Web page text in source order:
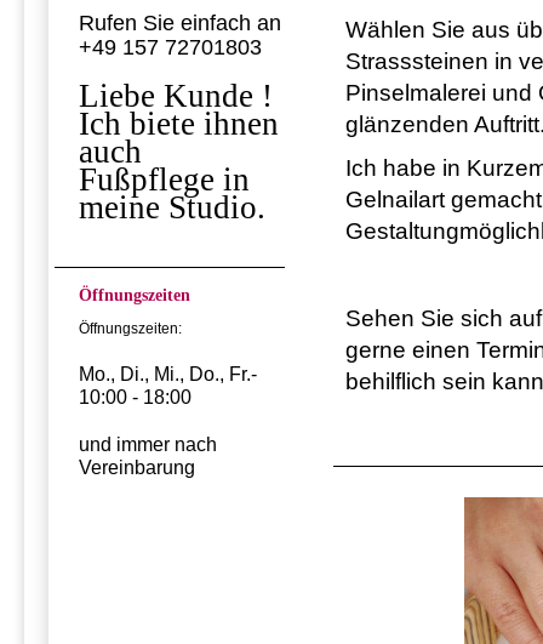
Rufen Sie einfach an
+49 157 72701803
Liebe Kunde !
Ich biete ihnen
auch
Fußpflege in
meine Studio.
Öffnungszeiten
Öffnungszeiten:
Mo., Di., Mi., Do., Fr.-
10:00 - 18:00
und immer nach
Vereinbarung
Wählen Sie aus
Strasssteinen in
Pinselmalerei und
glänzenden
Ich habe in
Gelnailart
Sehen Sie sich
gerne einen
behilflich sein